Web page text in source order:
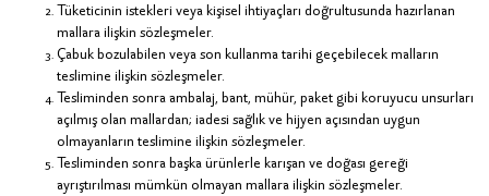
Tüketicinin istekleri veya kişisel ihtiyaçları doğrultusunda hazırlanan
mallara ilişkin sözleşmeler.
Çabuk bozulabilen veya son kullanma tarihi geçebilecek malların
teslimine ilişkin sözleşmeler.
Tesliminden sonra ambalaj, bant, mühür, paket gibi koruyucu unsurları
açılmış olan mallardan; iadesi sağlık ve hijyen açısından uygun
olmayanların teslimine ilişkin sözleşmeler.
Tesliminden sonra başka ürünlerle karışan ve doğası gereği
ayrıştırılması mümkün olmayan mallara ilişkin sözleşmeler.